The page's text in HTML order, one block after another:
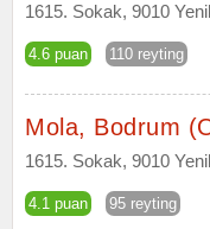
1615. Sokak, 9010
4.6 puan 110 reyting
Mola, Bodrum
1615. Sokak, 9010
4.1 puan 95 reyting